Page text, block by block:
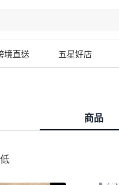
境直送 五星好店
商品